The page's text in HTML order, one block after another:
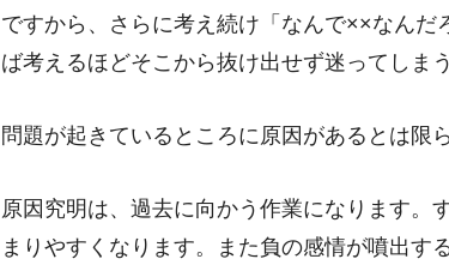
ですから、さらに考え続け「なんで××なん
ば考えるほどそこから抜け出せず迷ってしま
問題が起きているところに原因があるとは限
原因究明は、過去に向かう作業になります。
まりやすくなります。また負の感情が噴出す